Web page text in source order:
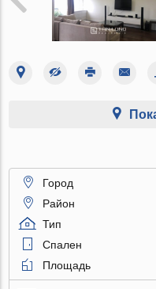
Город
Район
Тип
Спален
Площадь